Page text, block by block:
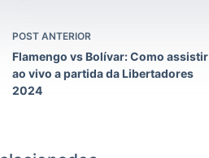
POST ANTERIOR
Flamengo vs Bolívar: Como assistir
ao vivo a partida da Libertadores
2024